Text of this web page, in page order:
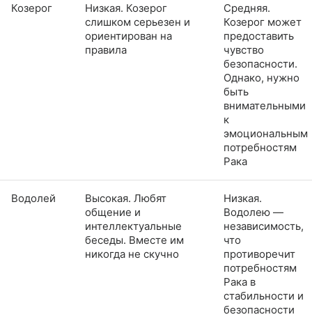
Козерог
Низкая. Козерог
слишком серьезен и
ориентирован на
правила
Средняя.
Козерог может
предоставить
чувство
безопасности.
Однако, нужно
быть
внимательными
к
эмоциональным
потребностям
Рака
Водолей
Высокая. Любят
общение и
интеллектуальные
беседы. Вместе им
никогда не скучно
Низкая.
Водолею —
независимость,
что
противоречит
потребностям
Рака в
стабильности и
безопасности